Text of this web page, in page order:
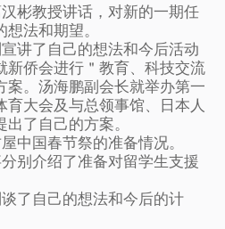
彬教授讲话，对新的一期任
法和期望。
讲了自己的想法和今后活动
新侨会进行＂教育、科技交流
案。汤海鹏副会长就举办第一
育大会及与总领事馆、日本人
了自己的方案。
中国春节祭的准备情况。
别介绍了准备对留学生支援
了自己的想法和今后的计